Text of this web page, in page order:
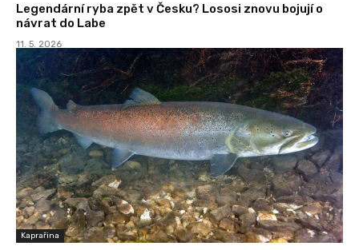
Legendární ryba zpět v Česku? Lososi znovu bojují o
návrat do Labe
11. 5. 2026
Kaprařina